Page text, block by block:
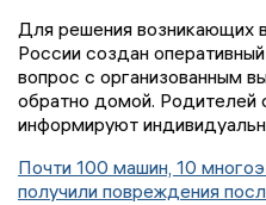
Для решения возникающих
России создан
вопрос с организованным
обратно домой. Родителей
информируют
Почти 100 машин, 10
получили повреждения